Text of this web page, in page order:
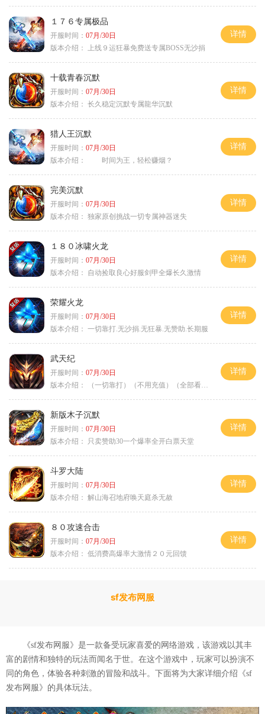
１７６专属极品
开服时间： 07月/30日
版本介绍：
上线９运狂暴免费送专属BOSS无沙捐
详情
十载青春沉默
开服时间： 07月/30日
版本介绍： 长久稳定沉默专属龍华沉默
详情
猎人王沉默
开服时间： 07月/30日
版本介绍：
时间为王，轻松赚烟？
详情
完美沉默
开服时间： 07月/30日
版本介绍： 独家原创挑战一切专属神器迷失
详情
１８０冰啸火龙
开服时间： 07月/30日
版本介绍：
自动捡取良心好服剑甲全爆长久激情
详情
荣耀火龙
开服时间： 07月/30日
版本介绍： 一切靠打.无沙捐.无狂暴.无赞助.长期服
详情
武天纪
开服时间： 07月/30日
版本介绍：
（一切靠打）（不用充值）（全部看脸）
详情
新版木子沉默
开服时间： 07月/30日
版本介绍：
只卖赞助30一个爆率全开白票天堂
详情
斗罗大陆
开服时间： 07月/30日
版本介绍： 解山海召地府唤天庭杀无赦
详情
８０攻速合击
开服时间： 07月/30日
版本介绍： 低消费高爆率大激情２０元回馈
详情
sf发布网服
《sf发布网服》是一款备受玩家喜爱的网络游戏，该游戏以其丰
富的剧情和独特的玩法而闻名于世。在这个游戏中，玩家可以扮演不
同的角色，体验各种刺激的冒险和战斗。下面将为大家详细介绍《sf
发布网服》的具体玩法。